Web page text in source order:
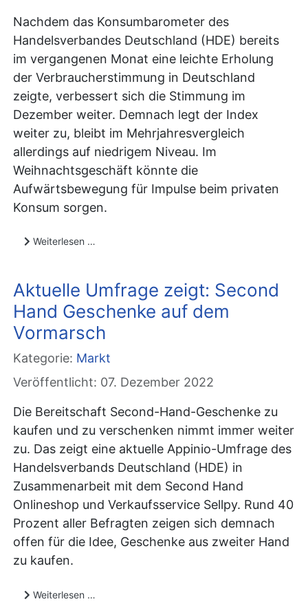
Nachdem das Konsumbarometer des
Handelsverbandes Deutschland (HDE) bereits
im vergangenen Monat eine leichte Erholung
der Verbraucherstimmung in Deutschland
zeigte, verbessert sich die Stimmung im
Dezember weiter. Demnach legt der Index
weiter zu, bleibt im Mehrjahresvergleich
allerdings auf niedrigem Niveau. Im
Weihnachtsgeschäft könnte die
Aufwärtsbewegung für Impulse beim privaten
Konsum sorgen.
Weiterlesen …
Aktuelle Umfrage zeigt: Second
Hand Geschenke auf dem
Vormarsch
Kategorie: Markt
Veröffentlicht: 07. Dezember 2022
Die Bereitschaft Second-Hand-Geschenke zu
kaufen und zu verschenken nimmt immer weiter
zu. Das zeigt eine aktuelle Appinio-Umfrage des
Handelsverbands Deutschland (HDE) in
Zusammenarbeit mit dem Second Hand
Onlineshop und Verkaufsservice Sellpy. Rund 40
Prozent aller Befragten zeigen sich demnach
offen für die Idee, Geschenke aus zweiter Hand
zu kaufen.
Weiterlesen …